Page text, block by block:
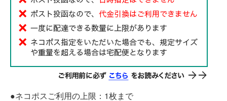
●ネコポスご利用の上限：1枚まで